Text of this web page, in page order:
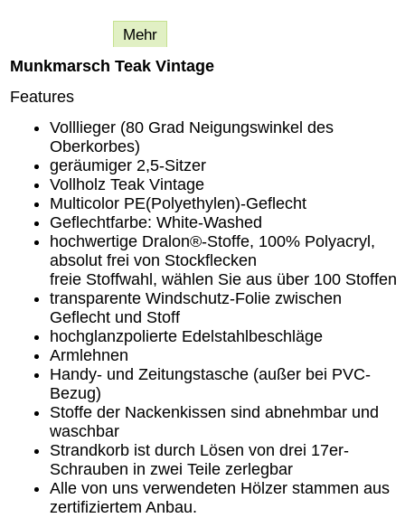
Mehr
Munkmarsch Teak Vintage
Features
Volllieger (80 Grad Neigungswinkel des
Oberkorbes)
geräumiger 2,5-Sitzer
Vollholz Teak Vintage
Multicolor PE(Polyethylen)-Geflecht
Geflechtfarbe: White-Washed
hochwertige Dralon®-Stoffe, 100% Polyacryl,
absolut frei von Stockflecken
freie Stoffwahl, wählen Sie aus über 100 Stoffen
transparente Windschutz-Folie zwischen
Geflecht und Stoff
hochglanzpolierte Edelstahlbeschläge
Armlehnen
Handy- und Zeitungstasche (außer bei PVC-
Bezug)
Stoffe der Nackenkissen sind abnehmbar und
waschbar
Strandkorb ist durch Lösen von drei 17er-
Schrauben in zwei Teile zerlegbar
Alle von uns verwendeten Hölzer stammen aus
zertifiziertem Anbau.